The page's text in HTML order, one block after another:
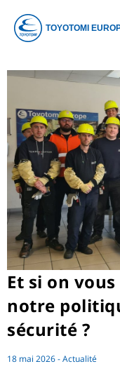
TOYOTOMI
Et si on
notre
sécurité ?
18 mai 2026 - Actualité